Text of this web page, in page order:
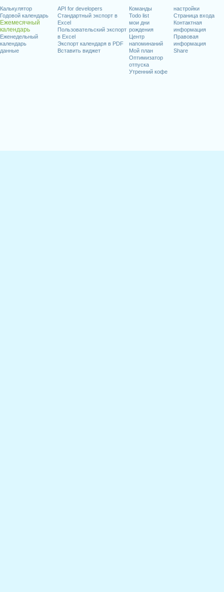
Калькулятор
Годовой календарь
Ежемесячный
календарь
Еженедельный
календарь
данные
API for developers
Стандартный экспорт в
Excel
Пользовательский экспорт
в Excel
Экспорт календаря в PDF
Вставить виджет
Команды
Todo list
мои дни
рождения
Центр
напоминаний
Мой план
Оптимизатор
отпуска
Утренний кофе
настройки
Страница входа
Контактная
информация
Правовая
информация
Share